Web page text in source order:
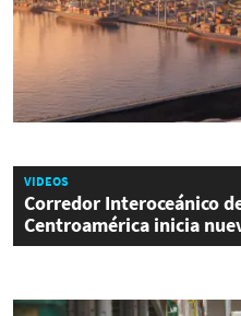
VIDEOS
Corredor Interoceánico
Centroamérica inicia